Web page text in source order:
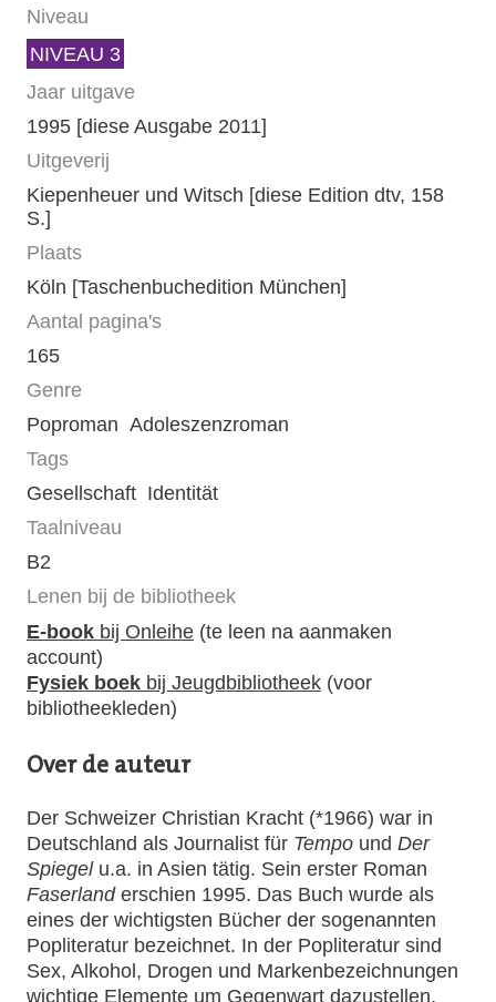
Niveau
NIVEAU 3
Jaar uitgave
1995 [diese Ausgabe 2011]
Uitgeverij
Kiepenheuer und Witsch [diese Edition dtv, 158
S.]
Plaats
Köln [Taschenbuchedition München]
Aantal pagina's
165
Genre
Poproman Adoleszenzroman
Tags
Gesellschaft Identität
Taalniveau
B2
Lenen bij de bibliotheek
E-book bij Onleihe (te leen na aanmaken
account)
Fysiek boek bij Jeugdbibliotheek (voor
bibliotheekleden)
Over de auteur
Der Schweizer Christian Kracht (*1966) war in
Deutschland als Journalist für Tempo und Der
Spiegelu.a. in Asien tätig. Sein erster Roman
Faserlanderschien 1995. Das Buch wurde als
eines der wichtigsten Bücher der sogenannten
Popliteratur bezeichnet. In der Popliteratur sind
Sex, Alkohol, Drogen und Markenbezeichnungen
wichtige Elemente um Gegenwart dazustellen.